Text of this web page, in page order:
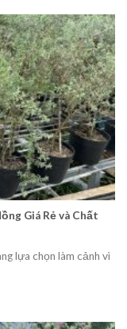
Giá Rẻ và Chất
lựa chọn làm cảnh vì